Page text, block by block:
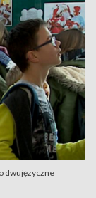
dwujęzyczne